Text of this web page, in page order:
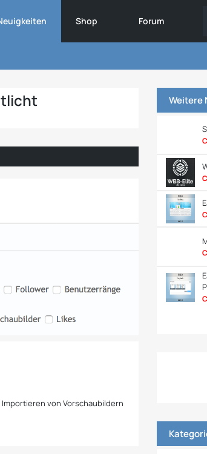
Shop Forum
von Vorschaubildern
Weitere